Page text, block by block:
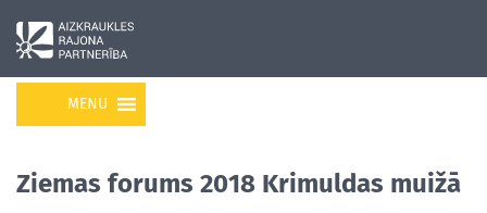
MENU
Ziemas forums 2018 Krimuldas muižā